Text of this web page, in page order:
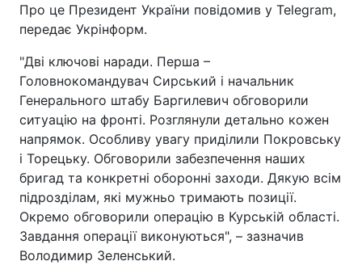
Про це Президент України повідомив у Telegram,
передає Укрінформ.
"Дві ключові наради. Перша –
Головнокомандувач Сирський і начальник
Генерального штабу Баргилевич обговорили
ситуацію на фронті. Розглянули детально кожен
напрямок. Особливу увагу приділили Покровську
і Торецьку. Обговорили забезпечення наших
бригад та конкретні оборонні заходи. Дякую всім
підрозділам, які мужньо тримають позиції.
Окремо обговорили операцію в Курській області.
Завдання операції виконуються", – зазначив
Володимир Зеленський.